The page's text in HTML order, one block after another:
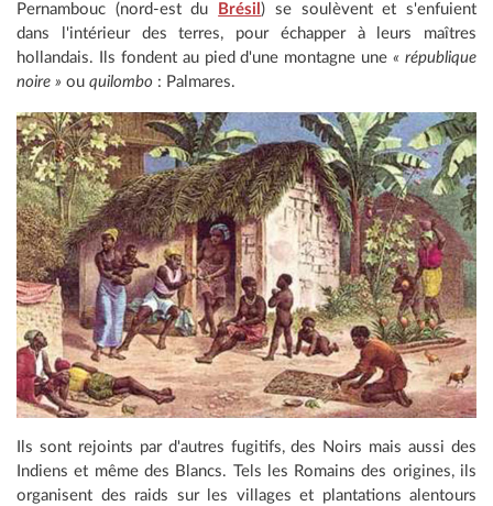
Pernambouc (nord-est du
Brésil ) se soulèvent et s'enfuient
dans l'intérieur des terres, pour échapper à leurs maîtres
hollandais. Ils fondent au pied d'une montagne une« république
noire » ou quilombo : Palmares.
Ils sont rejoints par d'autres fugitifs, des Noirs mais aussi des
Indiens et même des Blancs. Tels les Romains des origines, ils
organisent des raids sur les villages et plantations alentours